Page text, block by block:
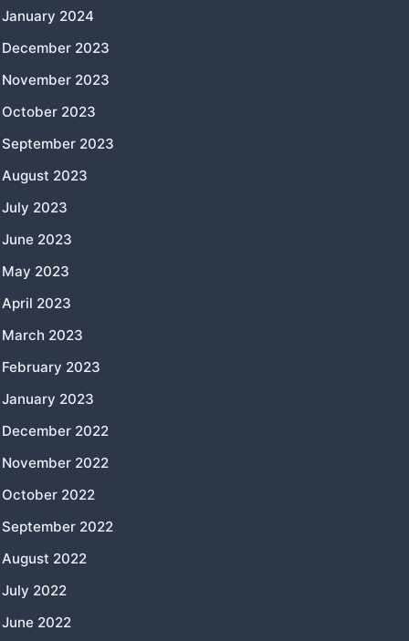
January 2024
December 2023
November 2023
October 2023
September 2023
August 2023
July 2023
June 2023
May 2023
April 2023
March 2023
February 2023
January 2023
December 2022
November 2022
October 2022
September 2022
August 2022
July 2022
June 2022